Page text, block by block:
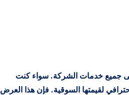
، يمكن للعملاء الاستفادة من تخفيض إضافي بنسبة 60% على جميع خدمات الشركة. سواء كنت
لقيمتها السوقية. فإن هذا العرض